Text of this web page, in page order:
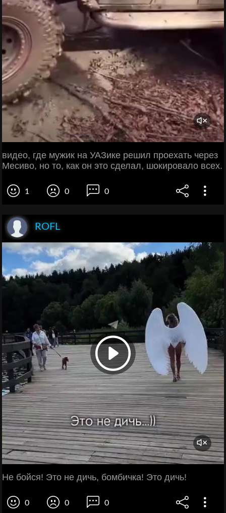
видео, где мужик на УАЗике решил проехать через
Месиво, но то, как он это сделал, шокировало всех.
1 0 0
ROFL
Не бойся! Это не дичь, бомбичка! Это дичь!
0 0 0